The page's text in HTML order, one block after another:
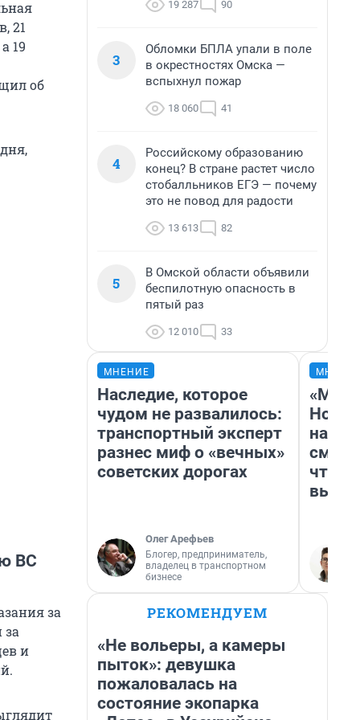
21
19
об
ВС
за
за
и
19 287 90
3
Обломки БПЛА упали в поле
в окрестностях Омска —
вспыхнул пожар
18 060 41
4
Российскому образованию
конец? В стране растет число
стобалльников ЕГЭ — почему
это не повод для радости
13 613 82
5
В Омской области объявили
беспилотную опасность в
пятый раз
12 010 33
МНЕНИЕ
Наследие, которое
чудом не развалилось:
транспортный эксперт
разнес миф о «вечных»
советских дорогах
Олег Арефьев
Блогер, предприниматель,
владелец в транспортном
бизнесе
«Мы
РЕКОМЕНДУЕМ
«Не вольеры, а камеры
пыток»: девушка
пожаловалась на
состояние экопарка